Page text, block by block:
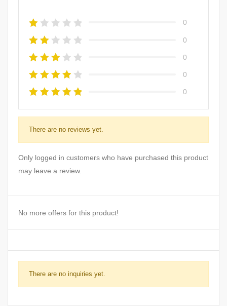
0
0
0
0
0
There are no reviews yet.
Only logged in customers who have purchased this product
may leave a review.
No more offers for this product!
There are no inquiries yet.